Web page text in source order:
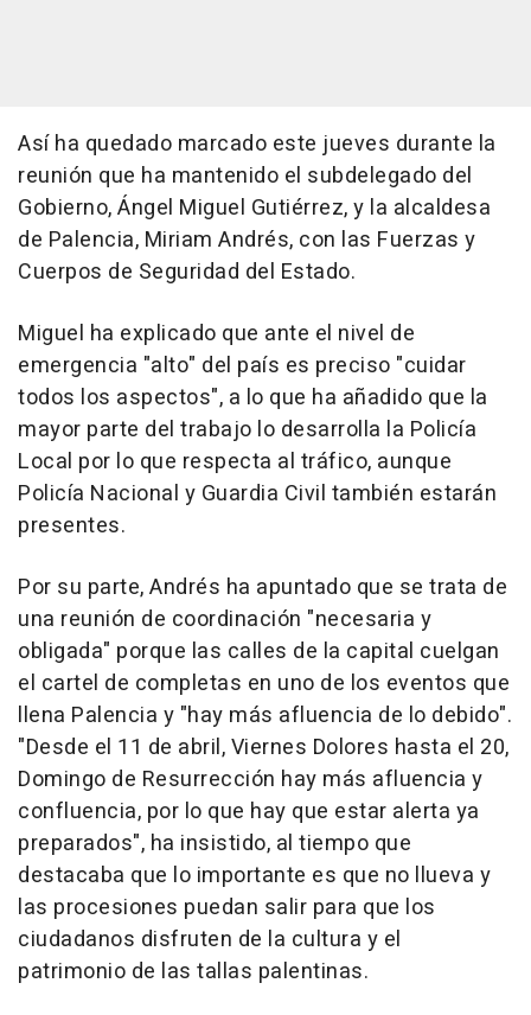
Así ha quedado marcado este jueves durante la
reunión que ha mantenido el subdelegado del
Gobierno, Ángel Miguel Gutiérrez, y la alcaldesa
de Palencia, Miriam Andrés, con las Fuerzas y
Cuerpos de Seguridad del Estado.
Miguel ha explicado que ante el nivel de
emergencia "alto" del país es preciso "cuidar
todos los aspectos", a lo que ha añadido que la
mayor parte del trabajo lo desarrolla la Policía
Local por lo que respecta al tráfico, aunque
Policía Nacional y Guardia Civil también estarán
presentes.
Por su parte, Andrés ha apuntado que se trata de
una reunión de coordinación "necesaria y
obligada" porque las calles de la capital cuelgan
el cartel de completas en uno de los eventos que
llena Palencia y "hay más afluencia de lo debido".
"Desde el 11 de abril, Viernes Dolores hasta el 20,
Domingo de Resurrección hay más afluencia y
confluencia, por lo que hay que estar alerta ya
preparados", ha insistido, al tiempo que
destacaba que lo importante es que no llueva y
las procesiones puedan salir para que los
ciudadanos disfruten de la cultura y el
patrimonio de las tallas palentinas.